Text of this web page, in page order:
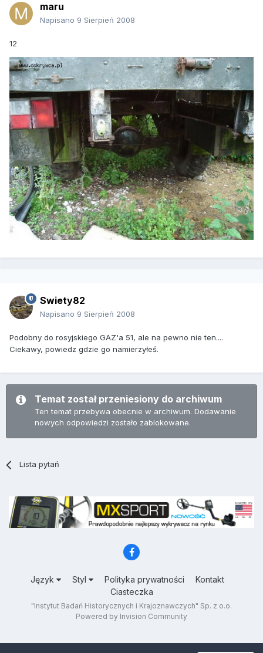
maru
Napisano 9 Sierpień 2008
12
Swiety82
Napisano 9 Sierpień 2008
Podobny do rosyjskiego GAZ'a 51, ale na pewno nie ten....
Ciekawy, powiedz gdzie go namierzyłeś.
Temat został przeniesiony do archiwum
Ten temat przebywa obecnie w archiwum. Dodawanie
nowych odpowiedzi zostało zablokowane.
Lista pytań
Język Styl Polityka prywatności
Kontakt
Ciasteczka
"Instytut Badań Historycznych i Krajoznawczych" Sp. z o.o.
Powered by Invision Community